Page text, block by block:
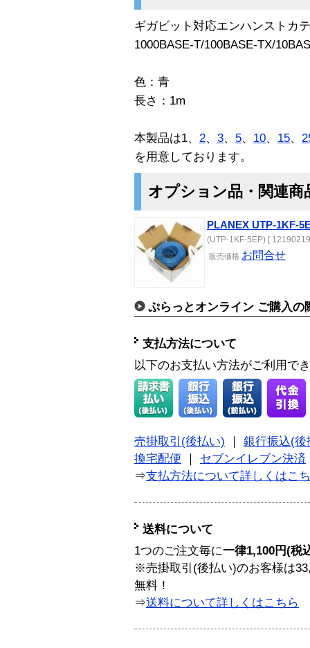
ギガビット対応エンハンストカ
1000BASE-T/100BASE-TX/
色：青
長さ：1m
本製品は1、 2、 3、 5、 10、 15、
を用意しております。
オプション品・関連商
PLANEX UTP-1KF-
(UTP-1KF-5EP) [
販売価格 お問合せ
ぷらっとオンライン ご購入の
支払方法について
以下のお支払い方法がご利用で
売掛取引(後払い)
銀行振込(後
換宅配便
セブンイレブン決済
⇒支払方法について詳しくはこ
送料について
1つのご注文毎に一律1,100円(税
※売掛取引(後払い)のお客様は
無料！
⇒送料について詳しくはこちら